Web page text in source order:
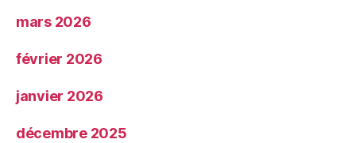
mars 2026
février 2026
janvier 2026
décembre 2025